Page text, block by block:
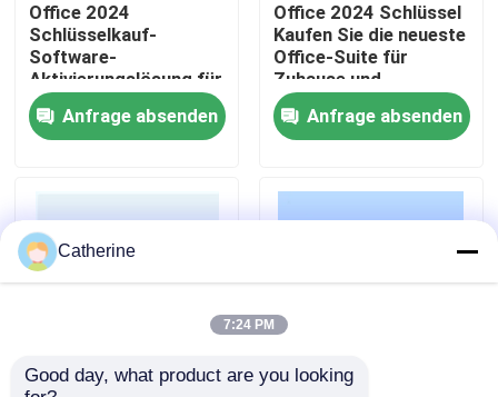
Qualitätskontrolle
Kontakt mit uns
Bitte um ein Angebot
Office 2024 Schlüssel kaufen
Berufsplus des Büros 2021
Office 2024
Schlüsselkauf-
Software-
Aktivierungslösung für
nahtlose Produktivität
und Geschäftsabläufe
auf mehreren Geräten
Anfrage absenden
Office 2024 Schlüssel
Kaufen Sie die neueste
Office-Suite für
Zuhause und
Universität mit
verbesserter
Sicherheit,
und KI-gestützten
Anfrage absenden
Catherine
7:24 PM
Good day, what product are you looking